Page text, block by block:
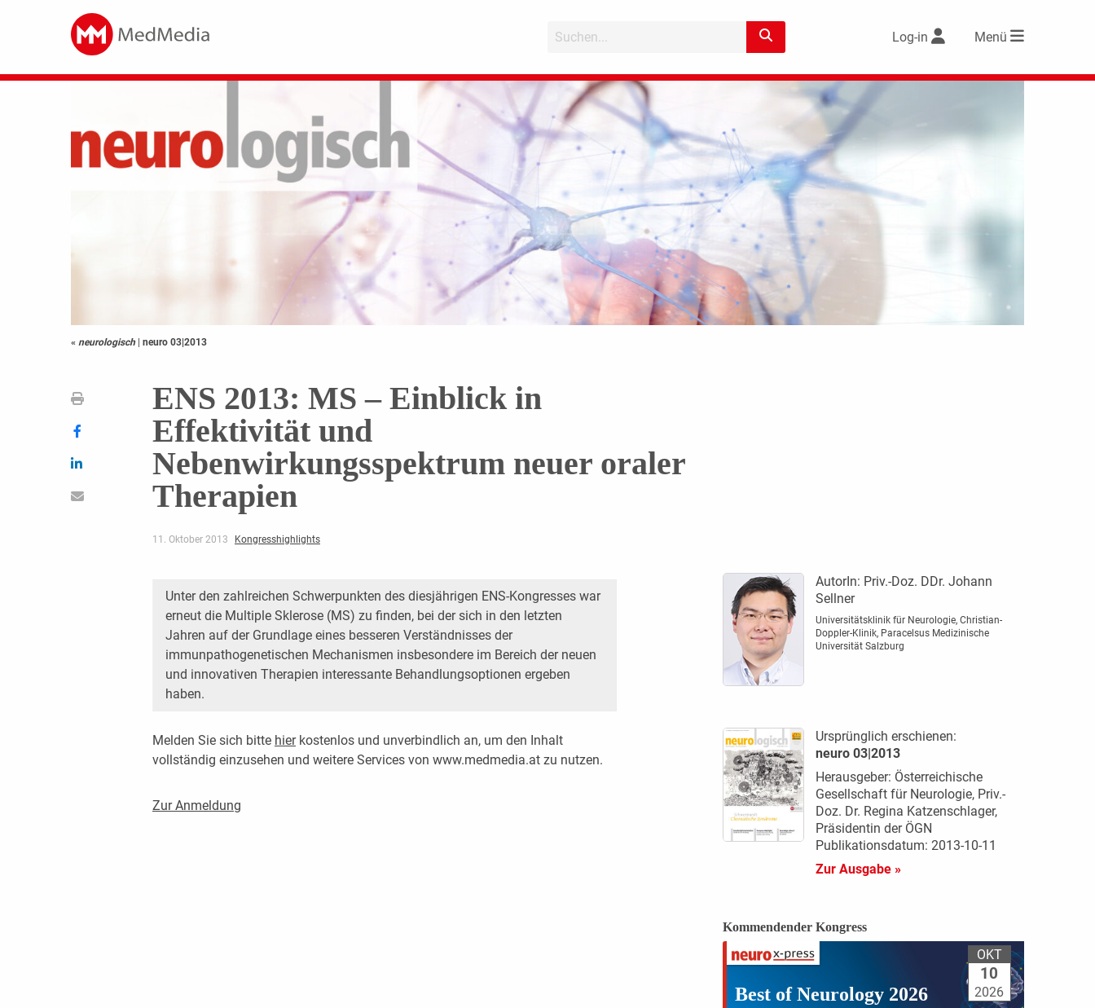
Log-in Menü
« neurologisch | neuro 03|2013
ENS 2013: MS – Einblick in
Effektivität und
Nebenwirkungsspektrum neuer oraler
Therapien
11. Oktober 2013 Kongresshighlights
Unter den zahlreichen Schwerpunkten des diesjährigen ENS-Kongresses war
erneut die Multiple Sklerose (MS) zu finden, bei der sich in den letzten
Jahren auf der Grundlage eines besseren Verständnisses der
immunpathogenetischen Mechanismen insbesondere im Bereich der neuen
und innovativen Therapien interessante Behandlungsoptionen ergeben
haben.
Melden Sie sich bitte hierkostenlos und unverbindlich an, um den Inhalt
vollständig einzusehen und weitere Services von www.medmedia.at zu nutzen.
Zur Anmeldung
AutorIn: Priv.-Doz. DDr. Johann
Sellner
Universitätsklinik für Neurologie, Christian-
Doppler-Klinik, Paracelsus Medizinische
Universität Salzburg
Ursprünglich erschienen:
neuro 03|2013
Herausgeber: Österreichische
Gesellschaft für Neurologie, Priv.-
Doz. Dr. Regina Katzenschlager,
Präsidentin der ÖGN
Publikationsdatum: 2013-10-11
Zur Ausgabe »
Kommendender Kongress
Best of Neurology 2026
OKT
10
2026